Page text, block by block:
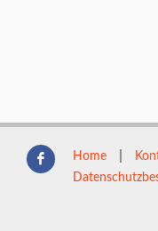
Home